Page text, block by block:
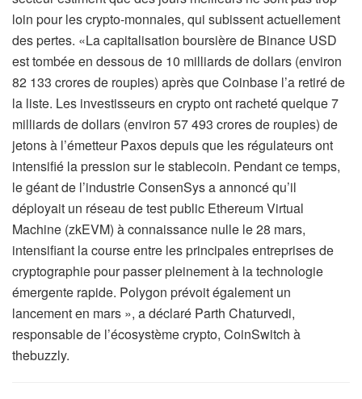
loin pour les crypto-monnaies, qui subissent actuellement
des pertes. «La capitalisation boursière de Binance USD
est tombée en dessous de 10 milliards de dollars (environ
82 133 crores de roupies) après que Coinbase l’a retiré de
la liste. Les investisseurs en crypto ont racheté quelque 7
milliards de dollars (environ 57 493 crores de roupies) de
jetons à l’émetteur Paxos depuis que les régulateurs ont
intensifié la pression sur le stablecoin. Pendant ce temps,
le géant de l’industrie ConsenSys a annoncé qu’il
déployait un réseau de test public Ethereum Virtual
Machine (zkEVM) à connaissance nulle le 28 mars,
intensifiant la course entre les principales entreprises de
cryptographie pour passer pleinement à la technologie
émergente rapide. Polygon prévoit également un
lancement en mars », a déclaré Parth Chaturvedi,
responsable de l’écosystème crypto, CoinSwitch à
thebuzzly.